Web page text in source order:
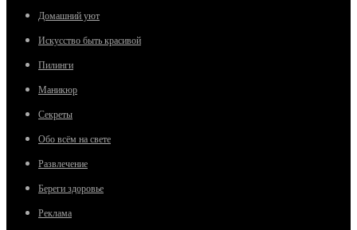
Домашний уют
Искусство быть красивой
Пилинги
Маникюр
Секреты
Обо всём на свете
Развлечение
Береги здоровье
Реклама